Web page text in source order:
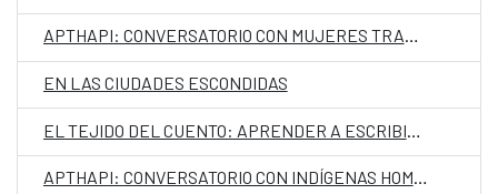
APTHAPI: CONVERSATORIO CON MUJERES TRANS INDÍGENAS
EN LAS CIUDADES ESCONDIDAS
APTHAPI: CONVERSATORIO CON INDÍGENAS HOMOSEXUALES